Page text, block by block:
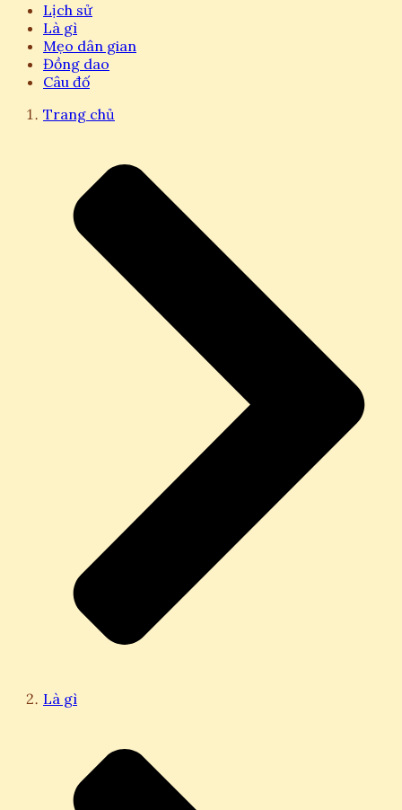
Lịch sử
Là gì
Mẹo dân gian
Đồng dao
Câu đố
Trang chủ
Là gì